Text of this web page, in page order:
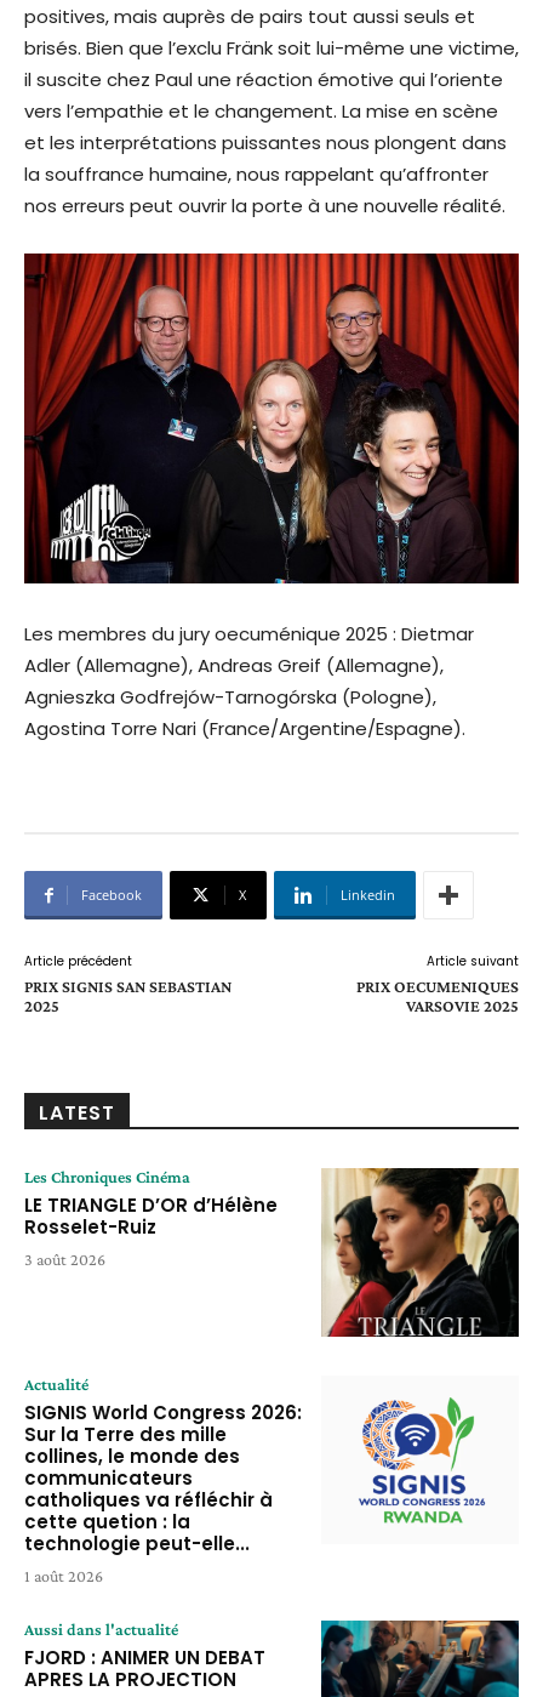
positives, mais auprès de pairs tout aussi seuls et
brisés. Bien que l’exclu Fränk soit lui-même une victime,
il suscite chez Paul une réaction émotive qui l’oriente
vers l’empathie et le changement. La mise en scène
et les interprétations puissantes nous plongent dans
la souffrance humaine, nous rappelant qu’affronter
nos erreurs peut ouvrir la porte à une nouvelle réalité.
Les membres du jury oecuménique 2025 : Dietmar
Adler (Allemagne), Andreas Greif (Allemagne),
Agnieszka Godfrejów-Tarnogórska (Pologne),
Agostina Torre Nari (France/Argentine/Espagne).
Facebook X Linkedin
Article précédent
PRIX SIGNIS SAN SEBASTIAN
2025
Article suivant
PRIX OECUMENIQUES
VARSOVIE 2025
LATEST
Les Chroniques Cinéma
LE TRIANGLE D’OR d’Hélène
Rosselet-Ruiz
3 août 2026
Actualité
SIGNIS World Congress 2026:
Sur la Terre des mille
collines, le monde des
communicateurs
catholiques va réfléchir à
cette quetion : la
technologie peut-elle...
1 août 2026
Aussi dans l'actualité
FJORD : ANIMER UN DEBAT
APRES LA PROJECTION